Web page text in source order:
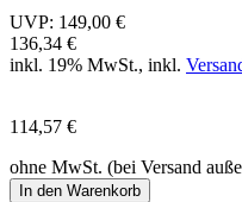
UVP: 149,00 €
136,34 €
inkl. 19% MwSt., inkl.
114,57 €
ohne MwSt. (bei Versand
In den Warenkorb